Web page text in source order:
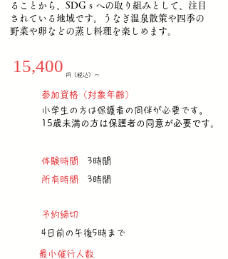
ることから、SDGｓへの取り組みとして、注目
されている地域です。うなぎ温泉散策や四季の
野菜や卵などの蒸し料理を楽しめます。
15,400 円（税込）〜
​参加資格（対象年齢）
小学生の方は保護者の同伴が必要です。
15歳未満の方は保護者の同意が必要です。
体験時間 3時間
所有時間 3時間
予約締切
4日前の午後5時まで
最小催行人数